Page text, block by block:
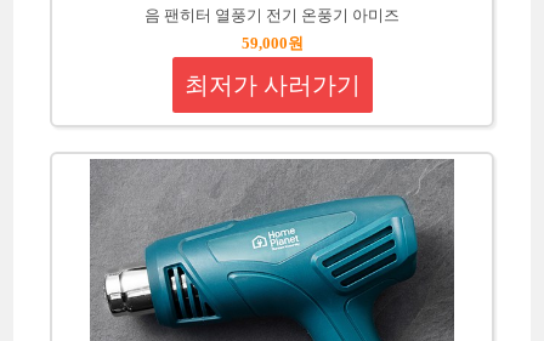
음 팬히터 열풍기 전기 온풍기 아미즈
59,000원
최저가 사러가기